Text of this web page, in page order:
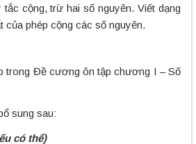
tắc cộng, trừ hai số nguyên. Viết dạng
của phép cộng các số nguyên.
trong Đề cương ôn tập chương I – Số
sung sau:
có thể)